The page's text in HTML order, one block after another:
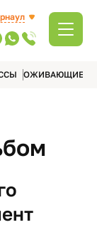
ОЖИВАЮЩИЕ